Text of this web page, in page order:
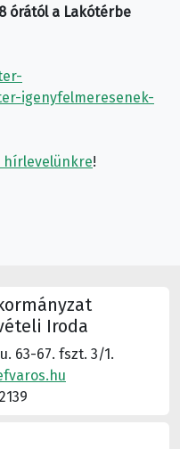
órától a Lakótérbe
igenyfelmeresenek-
hírlevelünkre!
Iroda
63-67. fszt. 3/1.